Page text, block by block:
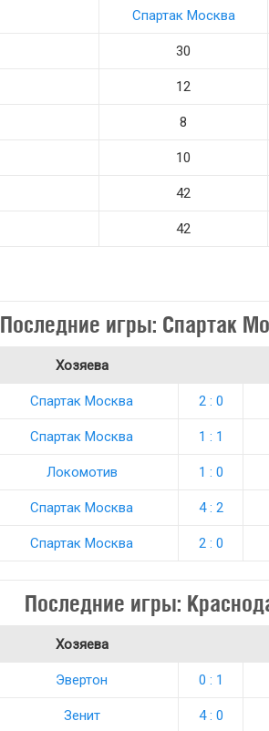
Спартак Москва
30
12
8
10
42
42
Последние игры: Спартак
Хозяева
Спартак Москва 2 : 0
Спартак Москва 1 : 1
Локомотив 1 : 0
Спартак Москва 4 : 2
Спартак Москва 2 : 0
Последние игры:
Хозяева
Эвертон 0 : 1
Зенит 4 : 0